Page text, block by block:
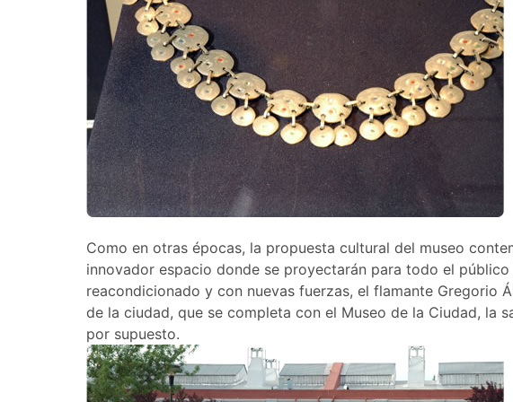
Como en otras épocas, la propuesta cultural del museo
innovador espacio donde se proyectarán para todo el
reacondicionado y con nuevas fuerzas, el flamante Gregorio
de la ciudad, que se completa con el Museo de la Ciudad, la
por supuesto.